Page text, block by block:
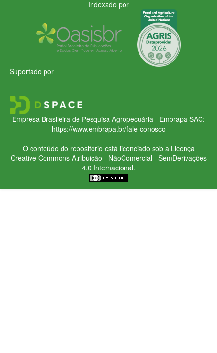
Indexado por
Suportado por
Empresa Brasileira de Pesquisa Agropecuária - Embrapa SAC:
https://www.embrapa.br/fale-conosco
O conteúdo do repositório está licenciado sob a Licença
Creative CommonsAtribuição - NãoComercial - SemDerivações
4.0 Internacional.